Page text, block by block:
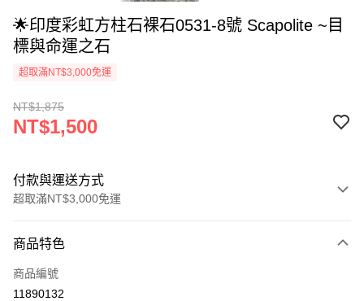
🌟印度彩虹方柱石裸石0531-8號 Scapolite ~目
標與命運之石
超取滿NT$3,000免運
NT$1,875
NT$1,500
付款與運送方式
超取滿NT$3,000免運
信用卡一次付款
超商取貨付款
商品特色
商品編號
11890132